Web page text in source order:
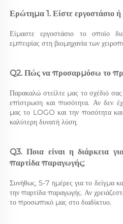
Ερώτημα 1. Είστε εργοστάσιο ή
Είμαστε εργοστάσιο το οποίο
εμπειρίας στη βιομηχανία των
Q2. Πώς να προσαρμόσω το
Παρακαλώ στείλτε μας το σχέδιό
επίστρωση και ποσότητα. Αν δεν
μας το LOGO και την ποσότητα
καλύτερη δυνατή λύση.
Q3. Ποια είναι η διάρκεια
παρτίδα παραγωγής;
Συνήθως, 5-7 ημέρες για το δείγμα
την παρτίδα παραγωγής. Αν
το προσωπικό μας στο διαδίκτυο.